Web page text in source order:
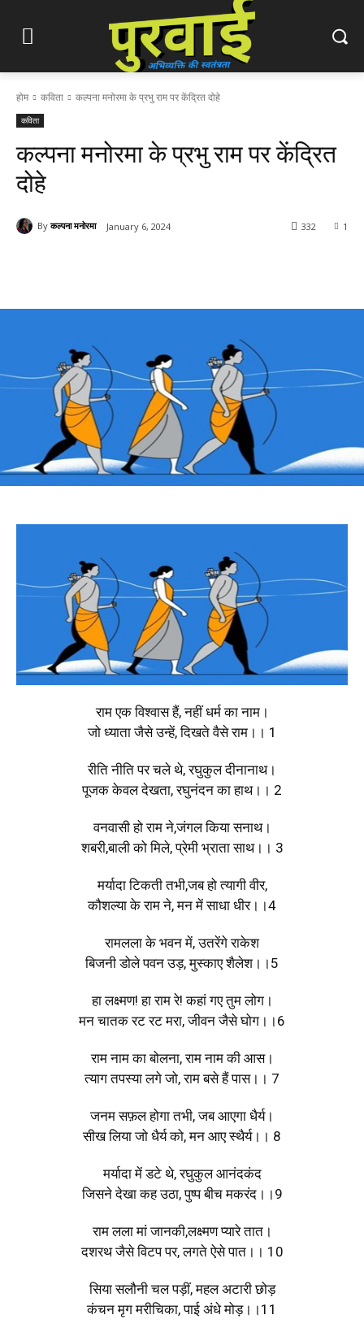
होम कविता कल्पना मनोरमा के प्रभु राम पर केंद्रित दोहे
कविता
कल्पना मनोरमा के प्रभु राम पर केंद्रित
दोहे
By कल्पना मनोरमा January 6, 2024 1
332
राम एक विश्वास हैं, नहीं धर्म का नाम।
जो ध्याता जैसे उन्हें, दिखते वैसे राम।। 1
रीति नीति पर चले थे, रघुकुल दीनानाथ।
पूजक केवल देखता, रघुनंदन का हाथ।। 2
वनवासी हो राम ने,जंगल किया सनाथ।
शबरी,बाली को मिले, प्रेमी भ्राता साथ।। 3
मर्यादा टिकती तभी,जब हो त्यागी वीर,
कौशल्या के राम ने, मन में साधा धीर।।4
रामलला के भवन में, उतरेंगे राकेश
बिजनी डोले पवन उड़, मुस्काए शैलेश।।5
हा लक्ष्मण! हा राम रे! कहां गए तुम लोग।
मन चातक रट रट मरा, जीवन जैसे घोग।।6
राम नाम का बोलना, राम नाम की आस।
त्याग तपस्या लगे जो, राम बसे हैं पास।। 7
जनम सफ़ल होगा तभी, जब आएगा धैर्य।
सीख लिया जो धैर्य को, मन आए स्थैर्य।। 8
मर्यादा में डटे थे, रघुकुल आनंदकंद
जिसने देखा कह उठा, पुष्प बीच मकरंद।।9
राम लला मां जानकी,लक्ष्मण प्यारे तात।
दशरथ जैसे विटप पर, लगते ऐसे पात।। 10
सिया सलौनी चल पड़ीं, महल अटारी छोड़
कंचन मृग मरीचिका, पाई अंधे मोड़।।11